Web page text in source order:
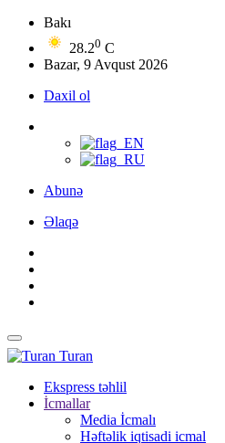
Bakı
28.20 C
Bazar, 9 Avqust 2026
Daxil ol
Abunə
Əlaqə
Turan
Ekspress təhlil
İcmallar
Media İcmalı
Həftəlik iqtisadi icmal